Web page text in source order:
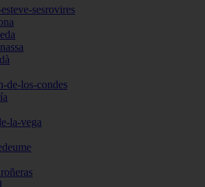
sesrovires
de-los-condes
la-vega